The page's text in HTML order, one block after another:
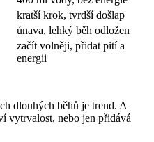
kratší krok, tvrdší došlap
únava, lehký běh odložen
začít volněji, přidat pití a
energii
dlouhých běhů je trend. A
vytrvalost, nebo jen přidává